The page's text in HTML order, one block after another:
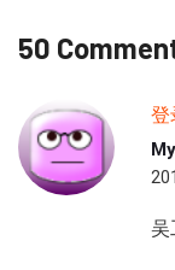
50
登
My
吴